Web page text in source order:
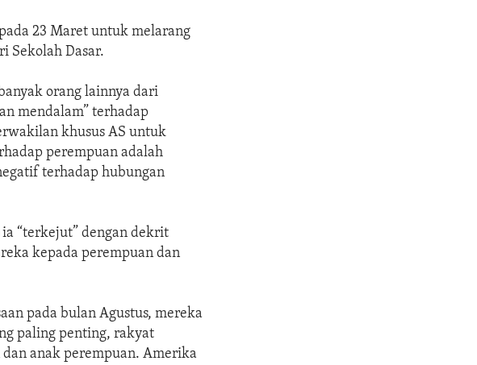
23 Maret untuk melarang
Sekolah Dasar.
orang lainnya dari
mendalam” terhadap
khusus AS untuk
perempuan adalah
terhadap hubungan
“terkejut” dengan dekrit
kepada perempuan dan
pada bulan Agustus, mereka
paling penting, rakyat
anak perempuan. Amerika